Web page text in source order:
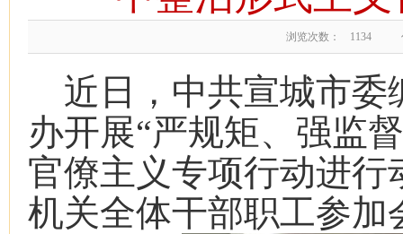
浏览次数： 1134
近日，中共宣城市委
办开展“严规矩、强监
官僚主义专项行动进
机关全体干部职工参加